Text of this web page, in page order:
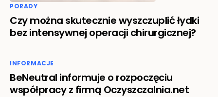
PORADY
Czy można skutecznie wyszczuplić łydki
bez intensywnej operacji chirurgicznej?
INFORMACJE
BeNeutral informuje o rozpoczęciu
współpracy z firmą Oczyszczalnia.net